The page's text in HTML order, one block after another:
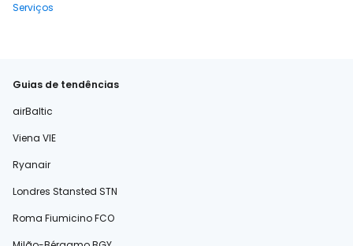
Serviços
Guias de tendências
airBaltic
Viena VIE
Ryanair
Londres Stansted STN
Roma Fiumicino FCO